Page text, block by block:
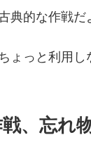
古典的な作戦
ょっと利用
、忘れ